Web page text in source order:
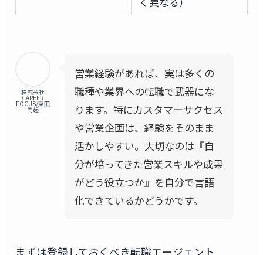
株式会社
CAREER
FOCUS/東田
尚起
営業経験があれば、実は多くの
職種や業界への転職で武器にな
ります。特にカスタマーサクセス
や営業企画は、経験をそのまま
活かしやすい。大切なのは『自
分が培ってきた営業スキルや成果
がどう役立つか』を自分で言語
化できているかどうかです。
まずは登録しておくべき転職エージェント